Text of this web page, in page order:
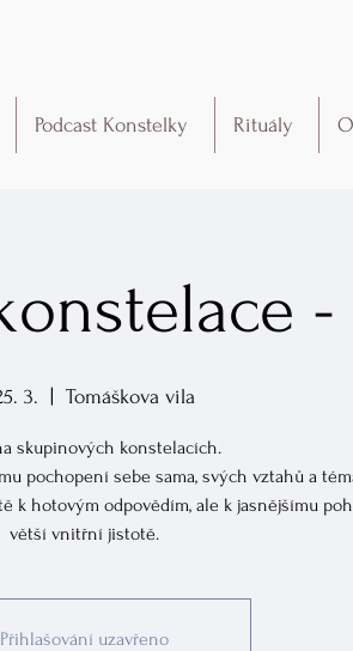
Podcast Konstelky Rituály
-
3. Tomáškova vila
skupinových konstelacích.
pochopení sebe sama, svých vztahů a
k hotovým odpovědím, ale k jasnějšímu
větší vnitřní jistotě.
Přihlašování uzavřeno